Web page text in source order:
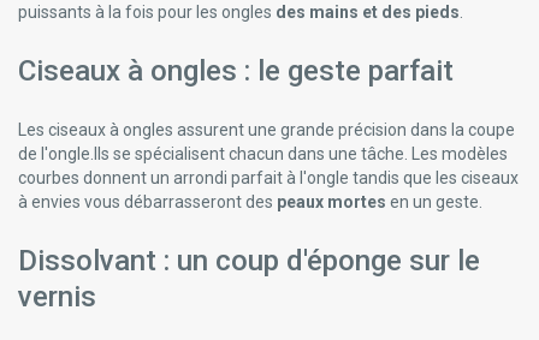
puissants à la fois pour les ongles des mains et des pieds
Ciseaux à ongles : le geste parfait
Les ciseaux à ongles assurent une grande précision dans la coupe
de l'ongle.Ils se spécialisent chacun dans une tâche. Les modèles
courbes donnent un arrondi parfait à l'ongle tandis que les ciseaux
à envies vous débarrasseront des peaux mortes en un geste.
Dissolvant : un coup d'éponge sur le
vernis